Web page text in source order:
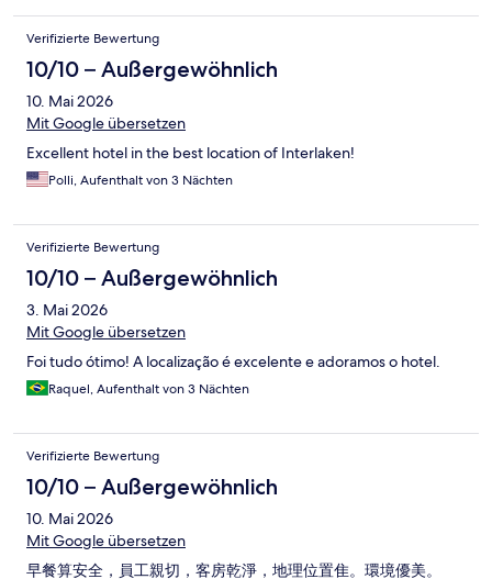
Verifizierte Bewertung
10/10 – Außergewöhnlich
10. Mai 2026
Mit Google übersetzen
Excellent hotel in the best location of Interlaken!
Polli, Aufenthalt von 3 Nächten
Verifizierte Bewertung
10/10 – Außergewöhnlich
3. Mai 2026
Mit Google übersetzen
Foi tudo ótimo! A localização é excelente e adoramos o hotel.
Raquel, Aufenthalt von 3 Nächten
Verifizierte Bewertung
10/10 – Außergewöhnlich
10. Mai 2026
Mit Google übersetzen
早餐算安全，員工親切，客房乾淨，地理位置隹。環境優美。